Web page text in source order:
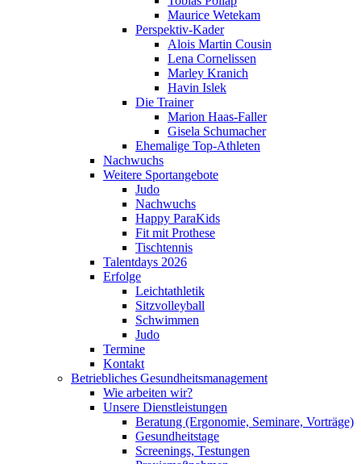
Maurice Wetekam
Perspektiv-Kader
Alois Martin Cousin
Lena Cornelissen
Marley Kranich
Havin Islek
Die Trainer
Marion Haas-Faller
Gisela Schumacher
Ehemalige Top-Athleten
Nachwuchs
Weitere Sportangebote
Judo
Nachwuchs
Happy ParaKids
Fit mit Prothese
Tischtennis
Talentdays 2026
Erfolge
Leichtathletik
Sitzvolleyball
Schwimmen
Judo
Termine
Kontakt
Betriebliches Gesundheits­management
Wie arbeiten wir?
Unsere Dienstleistungen
Beratung (Ergonomie, Seminare, Vorträge)
Gesundheitstage
Screenings, Testungen